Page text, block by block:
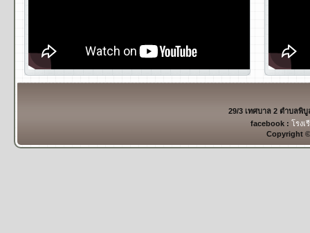
29/3 เทศบาล 2 ตำบลพิ
facebook : โรงเ
Copyright